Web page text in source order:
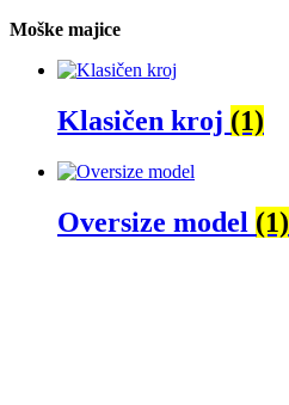
Moške majice
Klasičen kroj (1)
Oversize model (1)